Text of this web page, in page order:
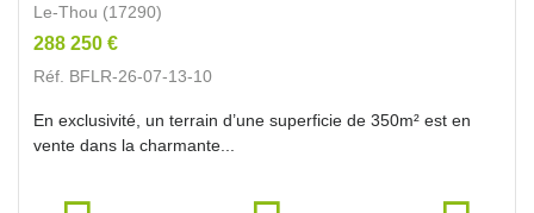
Le-Thou (17290)
288 250 €
Réf. BFLR-26-07-13-10
En exclusivité, un terrain d’une superficie de 350m² est en
vente dans la charmante...